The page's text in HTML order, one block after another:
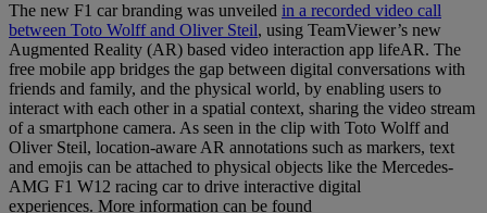
The new F1 car branding was unveiled in a recorded video call
between Toto Wolff and Oliver Steil, using TeamViewer’s new
Augmented Reality (AR) based video interaction app lifeAR. The
free mobile app bridges the gap between digital conversations with
friends and family, and the physical world, by enabling users to
interact with each other in a spatial context, sharing the video stream
of a smartphone camera. As seen in the clip with Toto Wolff and
Oliver Steil, location-aware AR annotations such as markers, text
and emojis can be attached to physical objects like the Mercedes-
AMG F1 W12 racing car to drive interactive digital
experiences. More information can be found